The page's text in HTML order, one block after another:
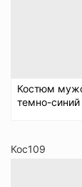
Костюм
темно-синий
Кос109